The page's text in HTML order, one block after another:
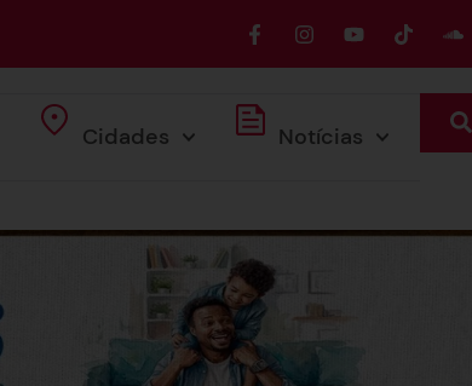
Cidades Notícias